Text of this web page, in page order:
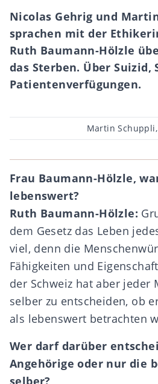
Nicolas Gehrig und
sprachen mit der
Ruth Baumann-Hölzle
das Sterben. Über Suizid,
Patientenverfügungen.
Beitragsautor
Martin
Frau Baumann-Hölzle,
lebenswert?
Ruth Baumann-Hölzle:
dem Gesetz das Leben
viel, denn die
Fähigkeiten und
der Schweiz hat aber jeder
selber zu entscheiden, ob
als lebenswert betrachten
Wer darf darüber
Angehörige oder nur die
selber?